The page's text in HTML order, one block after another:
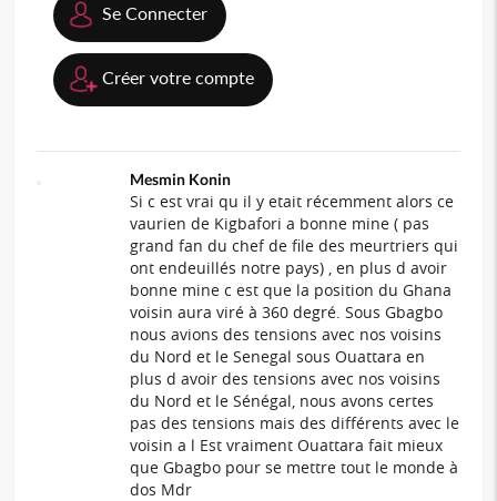
Se Connecter
Créer votre compte
Mesmin Konin
Si c est vrai qu il y etait récemment alors ce
vaurien de Kigbafori a bonne mine ( pas
grand fan du chef de file des meurtriers qui
ont endeuillés notre pays) , en plus d avoir
bonne mine c est que la position du Ghana
voisin aura viré à 360 degré. Sous Gbagbo
nous avions des tensions avec nos voisins
du Nord et le Senegal sous Ouattara en
plus d avoir des tensions avec nos voisins
du Nord et le Sénégal, nous avons certes
pas des tensions mais des différents avec le
voisin a l Est vraiment Ouattara fait mieux
que Gbagbo pour se mettre tout le monde à
dos Mdr